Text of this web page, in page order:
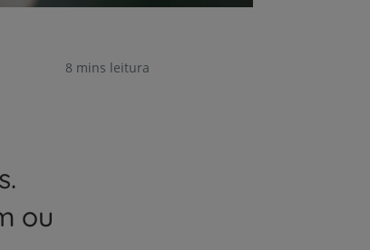
8 mins leitura
ou